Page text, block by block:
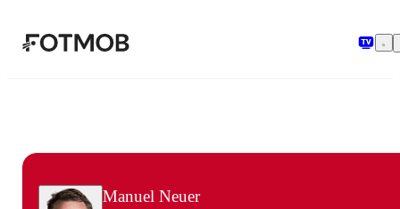
Manuel Neuer